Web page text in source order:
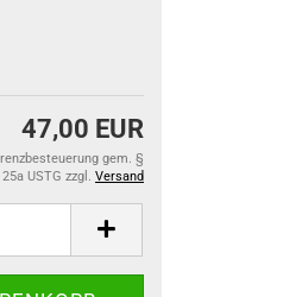
47,00 EUR
gem. §
25a USTG zzgl. Versand